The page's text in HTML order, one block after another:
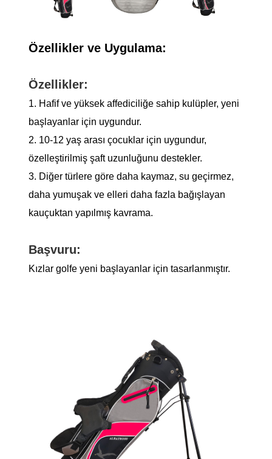
Özellikler ve Uygulama:
Özellikler:
1. Hafif ve yüksek affediciliğe sahip kulüpler, yeni
başlayanlar için uygundur.
2. 10-12 yaş arası çocuklar için uygundur,
özelleştirilmiş şaft uzunluğunu destekler.
3. Diğer türlere göre daha kaymaz, su geçirmez,
daha yumuşak ve elleri daha fazla bağışlayan
kauçuktan yapılmış kavrama.
Başvuru:
Kızlar golfe yeni başlayanlar için tasarlanmıştır.